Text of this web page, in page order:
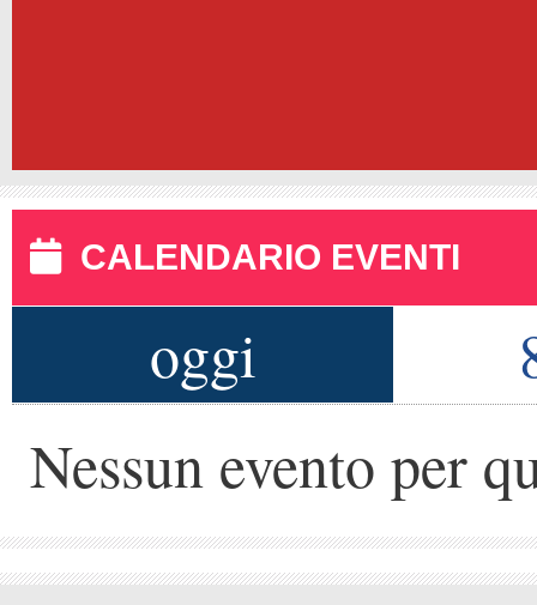
CALENDARIO EVENTI
oggi
Nessun evento per